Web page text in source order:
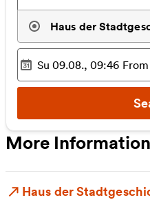
Haus der
Selected time :
Su 09.08., 09:46 From
More Information
Haus der